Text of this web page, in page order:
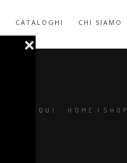
CATALOGHI CHI SIAMO
SEI QUI: HOME | SHOP